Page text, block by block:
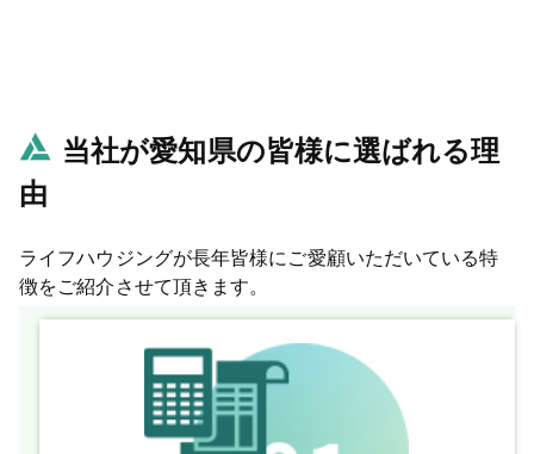
当社が愛知県の皆様に選ばれる理
由
ライフハウジングが長年皆様にご愛顧いただいている特
徴をご紹介させて頂きます。